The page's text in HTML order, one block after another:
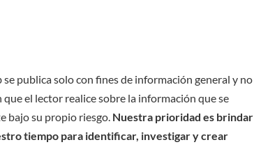
publica solo con fines de información general y no
el lector realice sobre la información que se
bajo su propio riesgo. Nuestra prioridad es brindar
tiempo para identificar, investigar y crear